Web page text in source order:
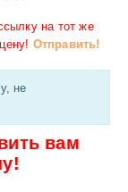
на тот же
Отправить!
не
вам